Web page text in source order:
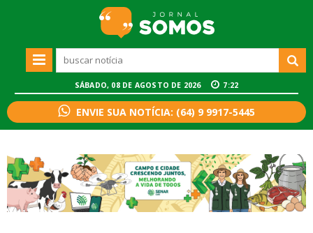
SÁBADO, 08 DE AGOSTO DE 2026 7:22
ENVIE SUA NOTÍCIA: (64) 9 9917-5445